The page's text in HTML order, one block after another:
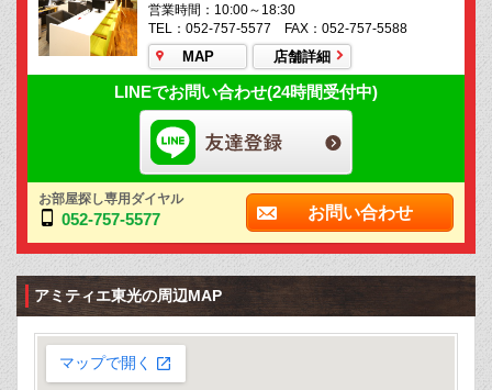
営業時間：10:00～18:30
TEL：052-757-5577 FAX：052-757-5588
MAP 店舗詳細
LINEでお問い合わせ(24時間受付中)
お部屋探し専用ダイヤル
052-757-5577 お問い合わせ
アミティエ東光の周辺MAP